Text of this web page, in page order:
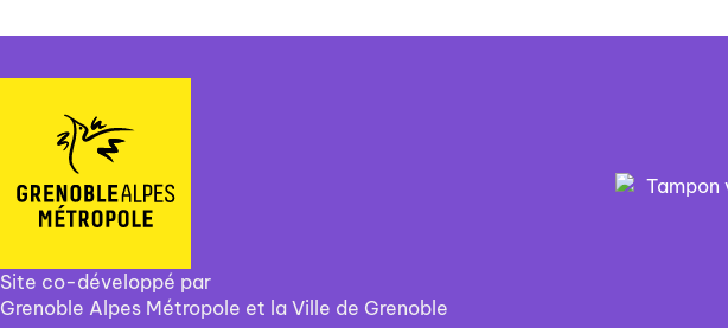
Site co-développé par
Grenoble Alpes Métropole et la Ville de Grenoble